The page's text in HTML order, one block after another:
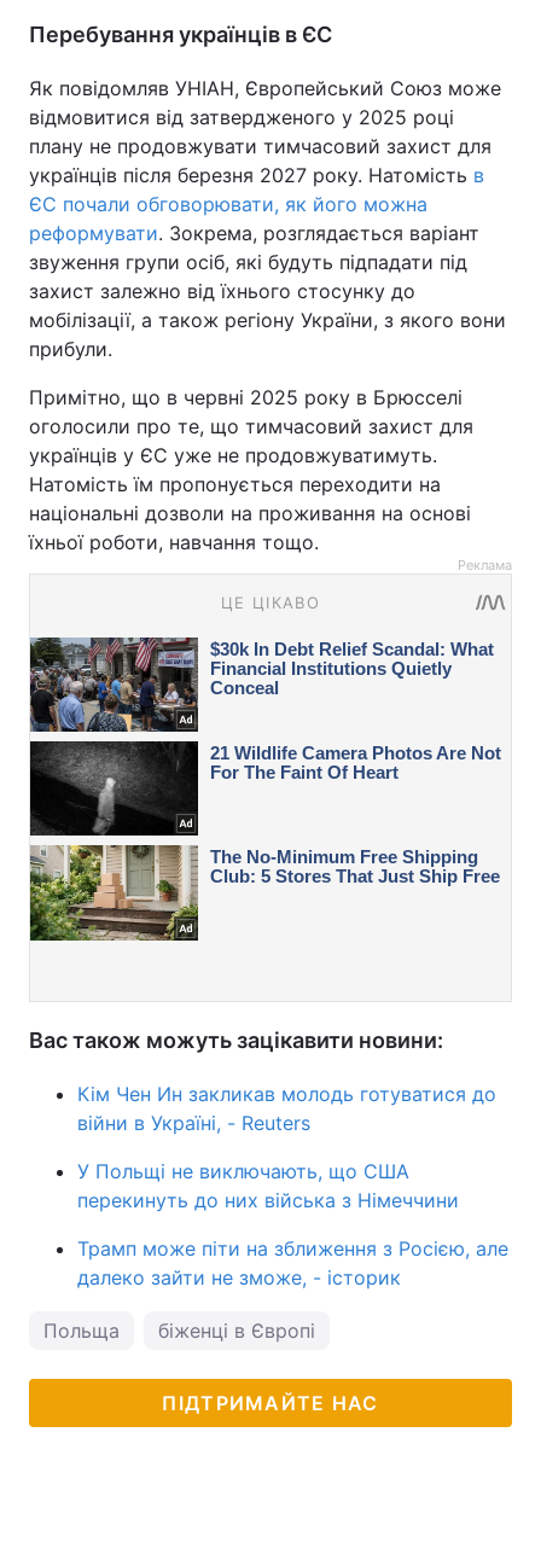
Перебування українців в ЄС
Як повідомляв УНІАН, Європейський Союз може
відмовитися від затвердженого у 2025 році
плану не продовжувати тимчасовий захист для
українців після березня 2027 року. Натомість в
ЄС почали обговорювати, як його можна
реформувати. Зокрема, розглядається варіант
звуження групи осіб, які будуть підпадати під
захист залежно від їхнього стосунку до
мобілізації, а також регіону України, з якого вони
прибули.
Примітно, що в червні 2025 року в Брюсселі
оголосили про те, що тимчасовий захист для
українців у ЄС уже не продовжуватимуть.
Натомість їм пропонується переходити на
національні дозволи на проживання на основі
їхньої роботи, навчання тощо.
Реклама
Вас також можуть зацікавити новини:
Кім Чен Ин закликав молодь готуватися до
війни в Україні, - Reuters
У Польщі не виключають, що США
перекинуть до них війська з Німеччини
Трамп може піти на зближення з Росією, але
далеко зайти не зможе, - історик
Польща біженці в Європі
ПІДТРИМАЙТЕ НАС